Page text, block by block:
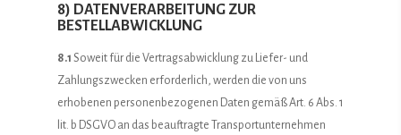
8) DATENVERARBEITUNG ZUR
BESTELLABWICKLUNG
8.1 Soweit für die Vertragsabwicklung zu Liefer- und
Zahlungszwecken erforderlich, werden die von uns
erhobenen personenbezogenen Daten gemäß Art. 6 Abs. 1
lit. b DSGVO an das beauftragte Transportunternehmen